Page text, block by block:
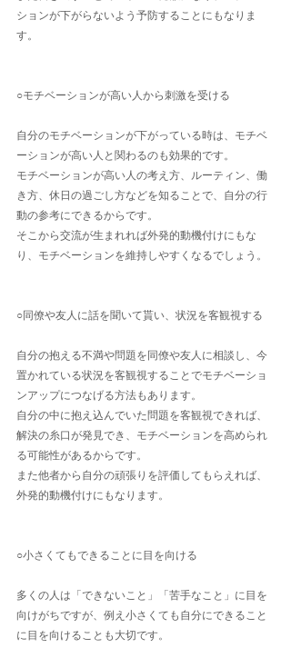
ションが下がらないよう予防することにもなりま
す。
○モチベーションが高い人から刺激を受ける
自分のモチベーションが下がっている時は、モチベ
ーションが高い人と関わるのも効果的です。
モチベーションが高い人の考え方、ルーティン、働
き方、休日の過ごし方などを知ることで、自分の行
動の参考にできるからです。
そこから交流が生まれれば外発的動機付けにもな
り、モチベーションを維持しやすくなるでしょう。
○同僚や友人に話を聞いて貰い、状況を客観視する
自分の抱える不満や問題を同僚や友人に相談し、今
置かれている状況を客観視することでモチベーショ
ンアップにつなげる方法もあります。
自分の中に抱え込んでいた問題を客観視できれば、
解決の糸口が発見でき、モチベーションを高められ
る可能性があるからです。
また他者から自分の頑張りを評価してもらえれば、
外発的動機付けにもなります。
○小さくてもできることに目を向ける
多くの人は「できないこと」「苦手なこと」に目を
向けがちですが、例え小さくても自分にできること
に目を向けることも大切です。